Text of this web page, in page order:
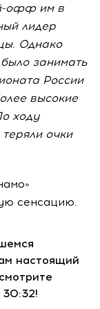
офф им в
лидер
Однако
занимать
России
высокие
ходу
очки
сенсацию.
настоящий
30:32!